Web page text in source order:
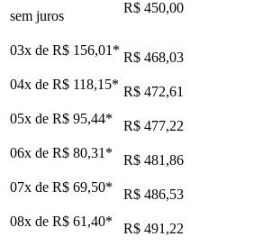
sem juros
R$ 450,00
03x de R$ 156,01 * R$ 468,03
04x de R$ 118,15* R$ 472,61
05x de R$ 95,44*
R$ 477,22
06x de R$ 80,31 *
R$ 481,86
07x de R$ 69,50*
R$ 486,53
08x de R$ 61,40*
R$ 491,22